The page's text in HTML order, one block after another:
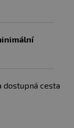
dostupná cesta